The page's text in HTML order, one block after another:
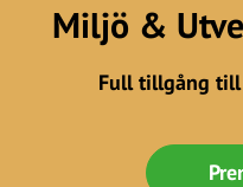
Miljö &
Full tillgång